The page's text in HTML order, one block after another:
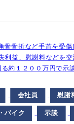
会社員 慰謝
バイク 示談